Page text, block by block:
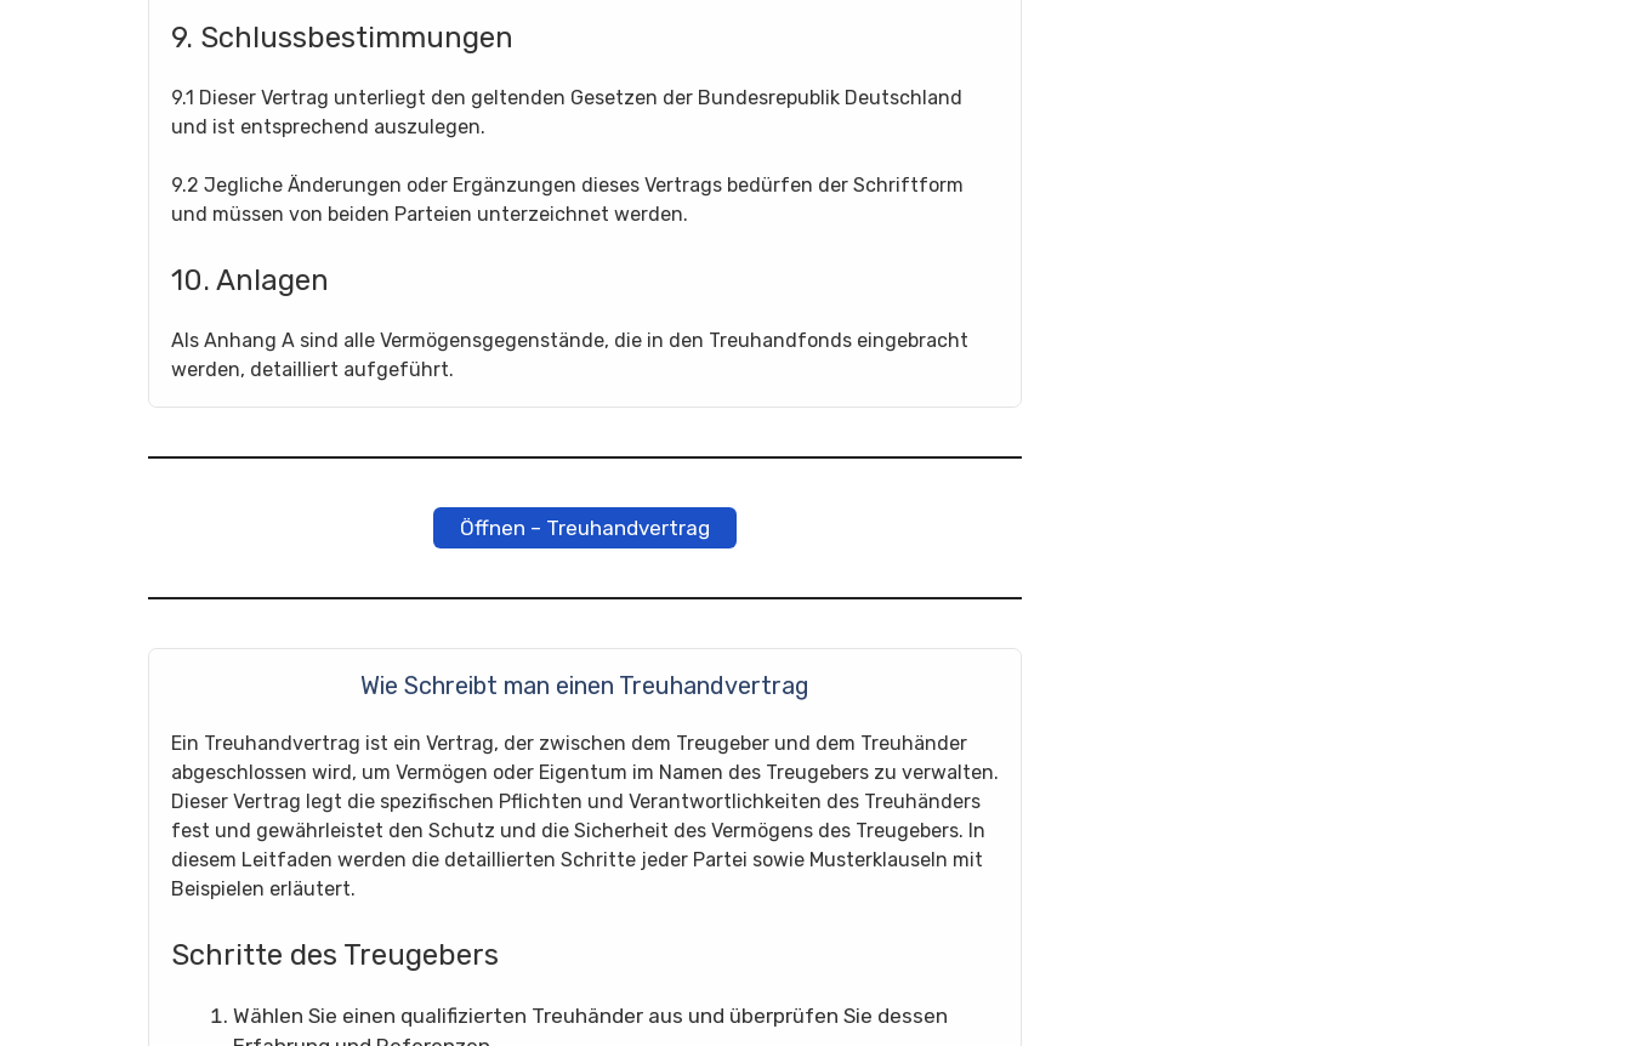
9. Schlussbestimmungen
9.1 Dieser Vertrag unterliegt den geltenden Gesetzen der Bundesrepublik Deutschland
und ist entsprechend auszulegen.
9.2 Jegliche Änderungen oder Ergänzungen dieses Vertrags bedürfen der Schriftform
und müssen von beiden Parteien unterzeichnet werden.
10. Anlagen
Als Anhang A sind alle Vermögensgegenstände, die in den Treuhandfonds eingebracht
werden, detailliert aufgeführt.
Öffnen – Treuhandvertrag
Wie Schreibt man einen Treuhandvertrag
Ein Treuhandvertrag ist ein Vertrag, der zwischen dem Treugeber und dem Treuhänder
abgeschlossen wird, um Vermögen oder Eigentum im Namen des Treugebers zu verwalten.
Dieser Vertrag legt die spezifischen Pflichten und Verantwortlichkeiten des Treuhänders
fest und gewährleistet den Schutz und die Sicherheit des Vermögens des Treugebers. In
diesem Leitfaden werden die detaillierten Schritte jeder Partei sowie Musterklauseln mit
Beispielen erläutert.
Schritte des Treugebers
Wählen Sie einen qualifizierten Treuhänder aus und überprüfen Sie dessen